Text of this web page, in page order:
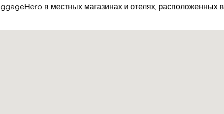
в местных магазинах и отелях, расположенных в